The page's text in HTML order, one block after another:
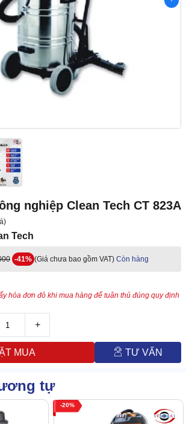
nghiệp Clean Tech CT 823A
Tech
-41% (Giá chưa bao gồm VAT) Còn hàng
hóa đơn đỏ khi mua hàng để tuân thủ đúng quy định
+
MUA TƯ VẤN
tự
20